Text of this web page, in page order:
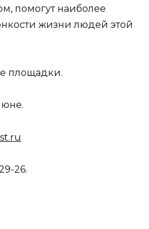
помогут наиболее
жизни людей этой
площадки.
26.